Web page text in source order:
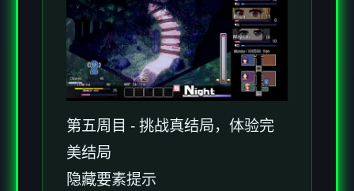
第五周目 - 挑战真结局，体验完
美结局
隐藏要素提示